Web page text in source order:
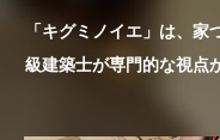
「キグミノイエ」は、
級建築士が専門的な視点